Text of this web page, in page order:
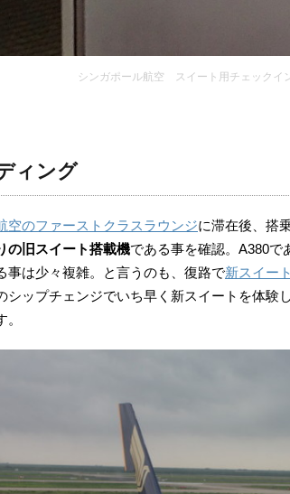
シンガポール航空 スイート用チェックイ
ィング
空のファーストクラスラウンジに滞在後、搭
の旧スイート搭載機である事を確認。A380で
事は少々複雑。と言うのも、復路で新スイー
シップチェンジでいち早く新スイートを体験